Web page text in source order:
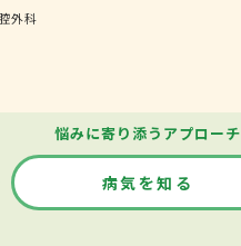
外科
悩みに寄り添うアプローチ
病気を知る